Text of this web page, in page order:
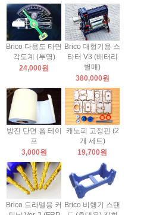
Brico 다용도 타면
각도계 (투명)
24,000원
Brico 대형기용 스
타터 V3 (배터리
별매)
380,000원
방진 단면 폼 테이
프
3,000원
캐노피 고정핀 (2
개 세트)
19,700원
Brico 드라멜용 커
Brico 비행기 스탠